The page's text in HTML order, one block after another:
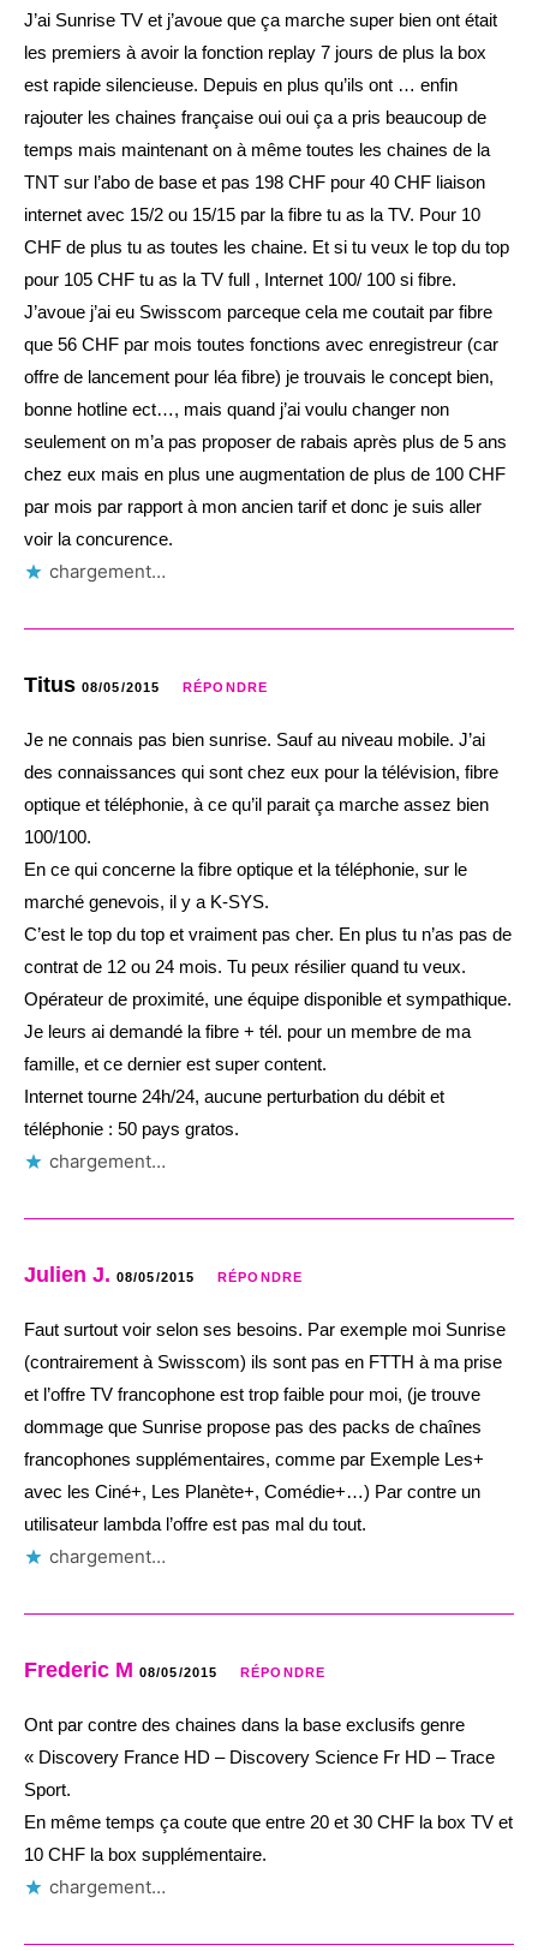
J’ai Sunrise TV et j’avoue que ça marche super bien ont était
les premiers à avoir la fonction replay 7 jours de plus la box
est rapide silencieuse. Depuis en plus qu’ils ont … enfin
rajouter les chaines française oui oui ça a pris beaucoup de
temps mais maintenant on à même toutes les chaines de la
TNT sur l’abo de base et pas 198 CHF pour 40 CHF liaison
internet avec 15/2 ou 15/15 par la fibre tu as la TV. Pour 10
CHF de plus tu as toutes les chaine. Et si tu veux le top du top
pour 105 CHF tu as la TV full , Internet 100/ 100 si fibre.
J’avoue j’ai eu Swisscom parceque cela me coutait par fibre
que 56 CHF par mois toutes fonctions avec enregistreur (car
offre de lancement pour léa fibre) je trouvais le concept bien,
bonne hotline ect…, mais quand j’ai voulu changer non
seulement on m’a pas proposer de rabais après plus de 5 ans
chez eux mais en plus une augmentation de plus de 100 CHF
par mois par rapport à mon ancien tarif et donc je suis aller
voir la concurence.
chargement…
Titus 08/05/2015 RÉPONDRE
Je ne connais pas bien sunrise. Sauf au niveau mobile. J’ai
des connaissances qui sont chez eux pour la télévision, fibre
optique et téléphonie, à ce qu’il parait ça marche assez bien
100/100.
En ce qui concerne la fibre optique et la téléphonie, sur le
marché genevois, il y a K-SYS.
C’est le top du top et vraiment pas cher. En plus tu n’as pas de
contrat de 12 ou 24 mois. Tu peux résilier quand tu veux.
Opérateur de proximité, une équipe disponible et sympathique.
Je leurs ai demandé la fibre + tél. pour un membre de ma
famille, et ce dernier est super content.
Internet tourne 24h/24, aucune perturbation du débit et
téléphonie : 50 pays gratos.
chargement…
Julien J. 08/05/2015 RÉPONDRE
Faut surtout voir selon ses besoins. Par exemple moi Sunrise
(contrairement à Swisscom) ils sont pas en FTTH à ma prise
et l’offre TV francophone est trop faible pour moi, (je trouve
dommage que Sunrise propose pas des packs de chaînes
francophones supplémentaires, comme par Exemple Les+
avec les Ciné+, Les Planète+, Comédie+…) Par contre un
utilisateur lambda l’offre est pas mal du tout.
chargement…
Frederic M 08/05/2015 RÉPONDRE
Ont par contre des chaines dans la base exclusifs genre
« Discovery France HD – Discovery Science Fr HD – Trace
Sport.
En même temps ça coute que entre 20 et 30 CHF la box TV et
10 CHF la box supplémentaire.
chargement…